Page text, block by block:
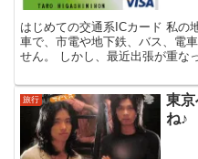
はじめての交通系ICカード 私の
車で、市電や地下鉄、バス、電
せん。 しかし、最近出張が重な
旅行
東
ね♪